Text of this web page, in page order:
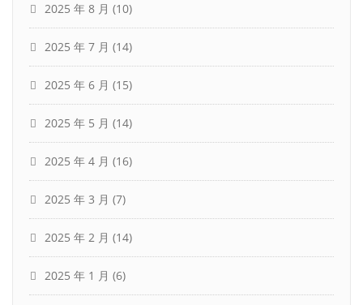
2025 年 8 月 (10)
2025 年 7 月 (14)
2025 年 6 月 (15)
2025 年 5 月 (14)
2025 年 4 月 (16)
2025 年 3 月 (7)
2025 年 2 月 (14)
2025 年 1 月 (6)